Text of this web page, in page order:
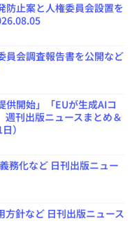
防止案と人権委員会設置を
員会調査報告書を公開など
供開始」「EUが生成AIコ
週刊出版ニュースまとめ＆
）
務化など 日刊出版ニュー
針など 日刊出版ニュース